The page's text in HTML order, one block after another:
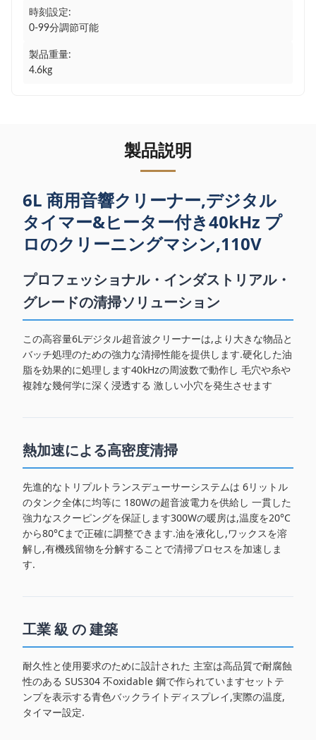
時刻設定:
0-99分調節可能
製品重量:
4.6kg
製品説明
6L 商用音響クリーナー,デジタル
タイマー&ヒーター付き40kHz プ
ロのクリーニングマシン,110V
プロフェッショナル・インダストリアル・
グレードの清掃ソリューション
この高容量6Lデジタル超音波クリーナーは,より大きな物品と
バッチ処理のための強力な清掃性能を提供します.硬化した油
脂を効果的に処理します40kHzの周波数で動作し 毛穴や糸や
複雑な幾何学に深く浸透する 激しい小穴を発生させます
熱加速による高密度清掃
先進的なトリプルトランスデューサーシステムは 6リットル
のタンク全体に均等に 180Wの超音波電力を供給し 一貫した
強力なスクーピングを保証します300Wの暖房は,温度を20°C
から80°Cまで正確に調整できます.油を液化し,ワックスを溶
解し,有機残留物を分解することで清掃プロセスを加速しま
す.
工業 級 の 建築
耐久性と使用要求のために設計された 主室は高品質で耐腐蝕
性のある SUS304 不oxidable 鋼で作られていますセットテ
ンプを表示する青色バックライトディスプレイ,実際の温度,
タイマー設定.